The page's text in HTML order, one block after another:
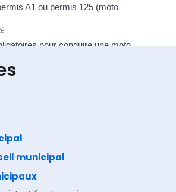
A1 ou permis 125 (moto
pour conduire une moto
et administrative
municipal